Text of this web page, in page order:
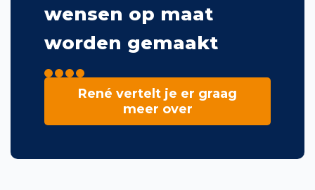
wensen op maat
worden gemaakt
René vertelt je er graag
meer over